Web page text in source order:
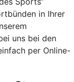
in Ihrer
uns bei den
per Online-